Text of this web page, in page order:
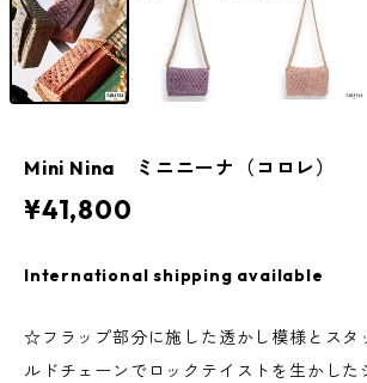
Mini Nina ミニニーナ（コロレ）
¥41,800
International shipping available
☆フラップ部分に施した透かし模様とスタ
ルドチェーンでロックテイストを生かした